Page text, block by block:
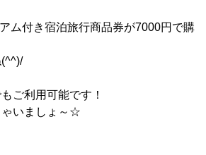
ム付き宿泊旅行商品券が7000円で購
ご利用可能です！
ゃいましょ～☆